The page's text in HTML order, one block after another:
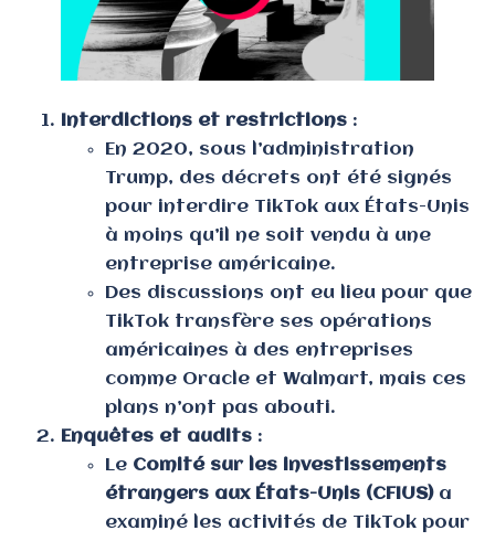
Interdictions et restrictions :
En 2020, sous l’administration
Trump, des décrets ont été signés
pour interdire TikTok aux États-Unis
à moins qu’il ne soit vendu à une
entreprise américaine.
Des discussions ont eu lieu pour que
TikTok transfère ses opérations
américaines à des entreprises
comme Oracle et Walmart, mais ces
plans n’ont pas abouti.
Enquêtes et audits :
Le Comité sur les investissements
étrangers aux États-Unis (CFIUS)a
examiné les activités de TikTok pour